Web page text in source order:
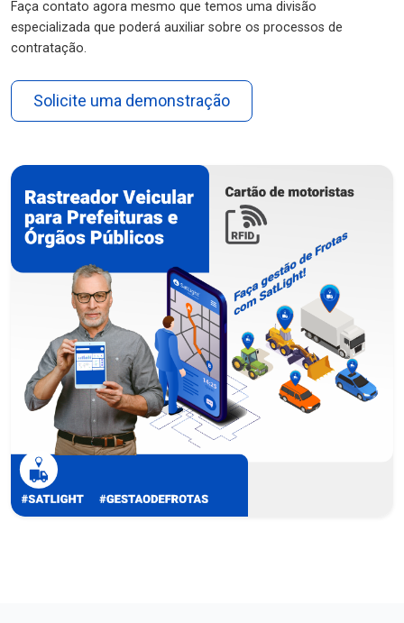
Faça contato agora mesmo que temos uma divisão
especializada que poderá auxiliar sobre os processos de
contratação.
Solicite uma demonstração